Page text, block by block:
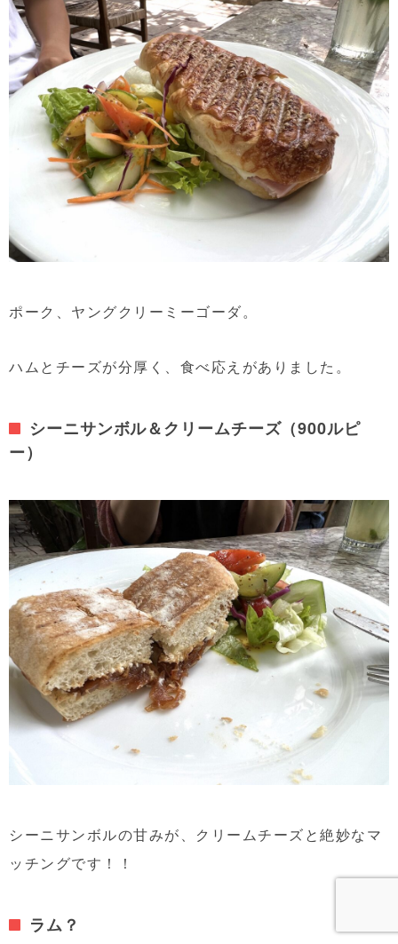
ポーク、ヤングクリーミーゴーダ。
ハムとチーズが分厚く、食べ応えがありました。
シーニサンボル＆クリームチーズ（900ルピ
ー）
シーニサンボルの甘みが、クリームチーズと絶妙なマ
ッチングです！！
ラム？